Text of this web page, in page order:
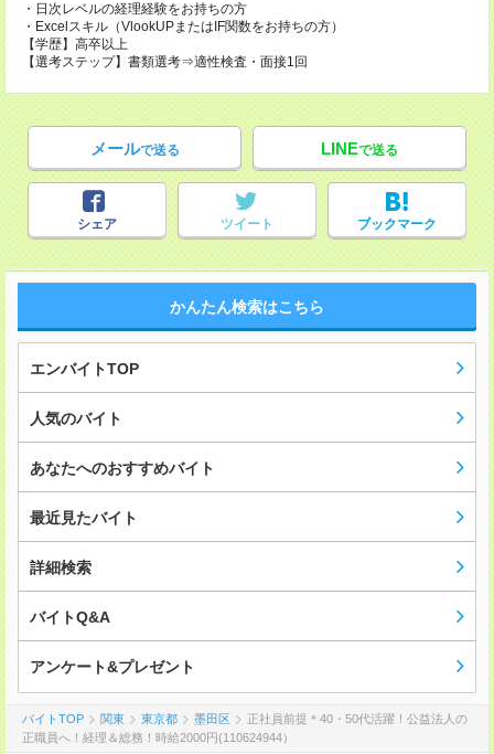
・日次レベルの経理経験をお持ちの方
・Excelスキル（VlookUPまたはIF関数をお持ちの方）
【学歴】高卒以上
【選考ステップ】書類選考⇒適性検査・面接1回
メールで送る LINEで送る
シェア ツイート ブックマーク
かんたん検索はこちら
エンバイトTOP
人気のバイト
あなたへのおすすめバイト
最近見たバイト
詳細検索
バイトQ&A
アンケート&プレゼント
バイトTOP 関東 東京都 墨田区
正社員前提＊40・50代活躍！公益法人の
正職員へ！経理＆総務！時給2000円(110624944）